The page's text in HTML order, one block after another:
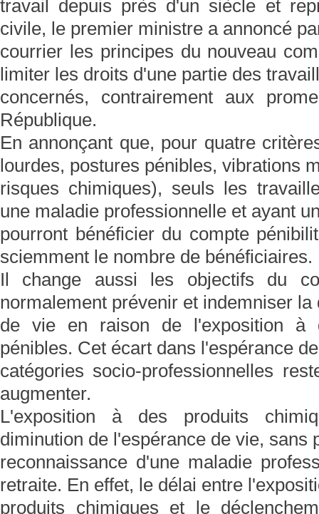
travail depuis près d'un siècle et
civile, le premier ministre a annoncé
courrier les principes du nouveau
limiter les droits d'une partie des
concernés, contrairement aux
République.
En annonçant que, pour quatre
lourdes, postures pénibles, vibrations
risques chimiques), seuls les
une maladie professionnelle et ayant
pourront bénéficier du compte
sciemment le nombre de bénéficiaires.
Il change aussi les objectifs du
normalement prévenir et indemniser
de vie en raison de l'exposition à
pénibles. Cet écart dans l'espérance
catégories socio-professionnelles
augmenter.
L'exposition à des produits
diminution de l'espérance de vie, sans
reconnaissance d'une maladie
retraite. En effet, le délai entre
produits chimiques et le